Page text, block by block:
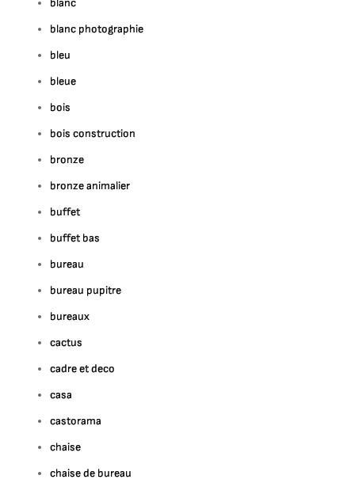
blanc
blanc photographie
bleu
bleue
bois
bois construction
bronze
bronze animalier
buffet
buffet bas
bureau
bureau pupitre
bureaux
cactus
cadre et deco
casa
castorama
chaise
chaise de bureau